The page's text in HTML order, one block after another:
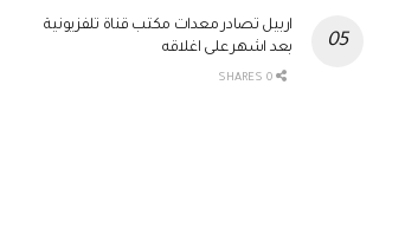
اربيل تصادر معدات مكتب قناة تلفزيونية
بعد اشهر على اغلاقه